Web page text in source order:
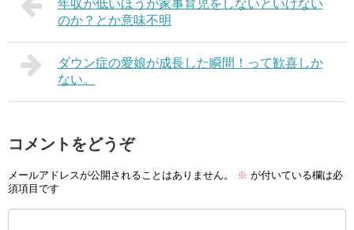
年収が低いほうが家事育児をしないといけない
のか？とか意味不明
ダウン症の愛娘が成長した瞬間！って歓喜しか
ない。
コメントをどうぞ
メールアドレスが公開されることはありません。 ※ が付いている欄は必
須項目です